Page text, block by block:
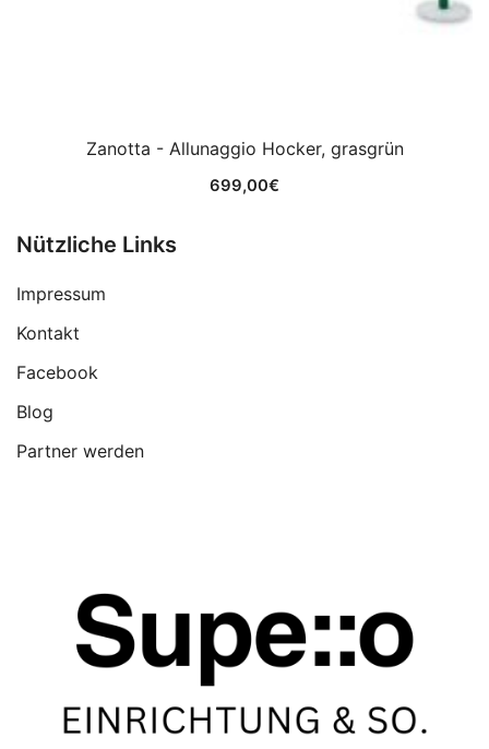
Zanotta - Allunaggio Hocker, grasgrün
699,00€
Nützliche Links
Impressum
Kontakt
Facebook
Blog
Partner werden